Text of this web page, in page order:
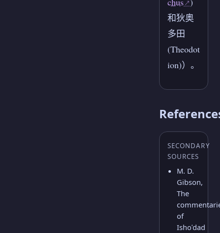
和狄奥
多田
(Theodot
ion)）。
SECONDARY
SOURCES
M. D.
Gibson,
The
of
Ishoʿdad